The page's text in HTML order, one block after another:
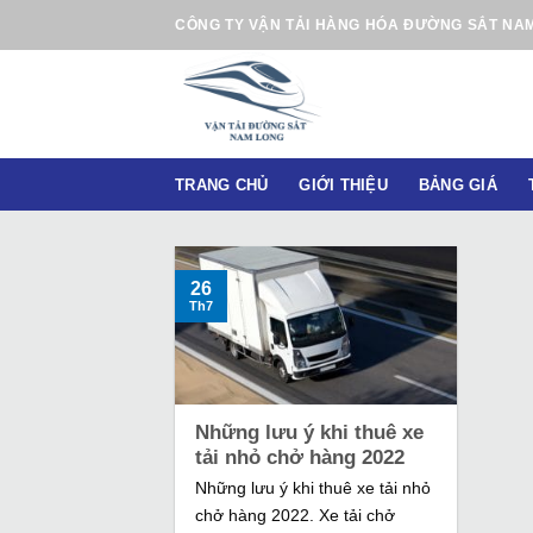
n
CÔNG TY VẬN TẢI HÀNG HÓA ĐƯỜNG SẮT
TRANG CHỦ GIỚI THIỆU BẢNG GIÁ
Những lưu ý khi thuê xe
tải nhỏ chở hàng 2022
Những lưu ý khi thuê xe tải nhỏ
chở hàng 2022. Xe tải chở
26
Th7